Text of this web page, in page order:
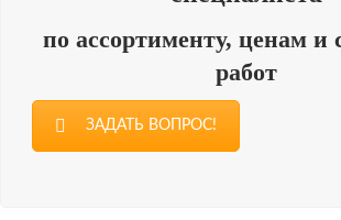
по ассортименту, ценам и
работ
ЗАДАТЬ ВОПРОС!